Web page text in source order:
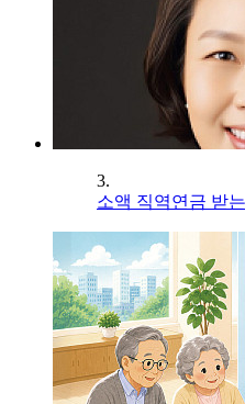
3.
소액 직역연금 받